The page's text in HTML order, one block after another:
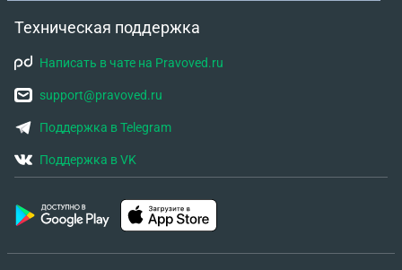
Техническая поддержка
Написать в чате на Pravoved.ru
support@pravoved.ru
Поддержка в Telegram
Поддержка в VK